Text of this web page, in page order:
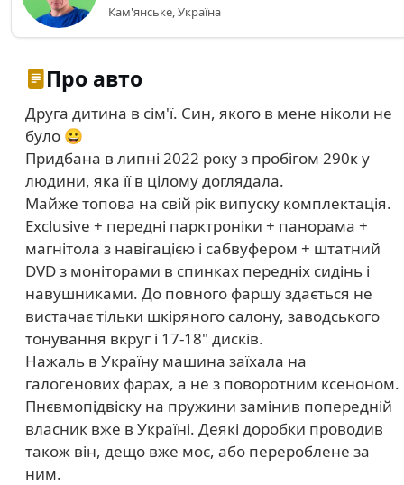
Кам'янське, Україна
Про авто
Друга дитина в сім'ї. Син, якого в мене ніколи не
було 😀
Придбана в липні 2022 року з пробігом 290к у
людини, яка її в цілому доглядала.
Майже топова на свій рік випуску комплектація.
Exclusive + передні парктроніки + панорама +
магнітола з навігацією і сабвуфером + штатний
DVD з моніторами в спинках передніх сидінь і
навушниками. До повного фаршу здається не
вистачає тільки шкіряного салону, заводського
тонування вкруг і 17-18" дисків.
Нажаль в Україну машина заїхала на
галогенових фарах, а не з поворотним ксеноном.
Пнєвмопідвіску на пружини замінив попередній
власник вже в Україні. Деякі доробки проводив
також він, дещо вже моє, або перероблене за
ним.